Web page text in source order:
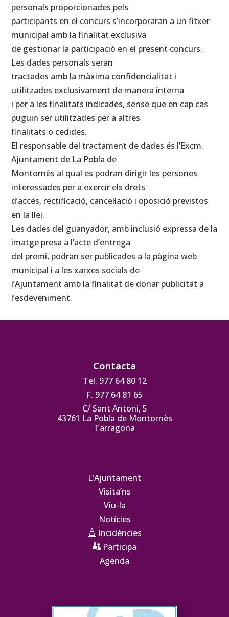
personals proporcionades pels
participants en el concurs s’incorporaran a un fitxer
municipal amb la finalitat exclusiva
de gestionar la participació en el present concurs.
Les dades personals seran
tractades amb la màxima confidencialitat i
utilitzades exclusivament de manera interna
i per a les finalitats indicades, sense que en cap cas
puguin ser utilitzades per a altres
finalitats o cedides.
El responsable del tractament de dades és l’Excm.
Ajuntament de La Pobla de
Montornès al qual es podran dirigir les persones
interessades per a exercir els drets
d’accés, rectificació, cancel·lació i oposició previstos
en la llei.
Les dades del guanyador, amb inclusió expressa de la
imatge presa a l’acte d’entrega
del premi, podran ser publicades a la pàgina web
municipal i a les xarxes socials de
l’Ajuntament amb la finalitat de donar publicitat a
l’esdeveniment.
Contacta
Tel. 977 64 80 12
F. 977 64 81 65
C/ Sant Antoni, 5
43761 La Pobla de Montornès
Tarragona
L’Ajuntament
Visita’ns
Viu-la
Notícies
 Incidències
 Participa
Agenda